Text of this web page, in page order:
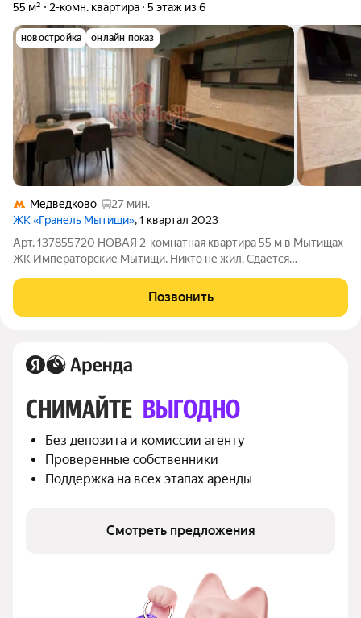
55 м² 2-комн. квартира 5 этаж из 6
новостройка онлайн показ
Медведково
27 мин.
ЖК «Гранель Мытищи», 1 квартал 2023
Арт. 137855720 НОВАЯ 2-комнатная квартира 55 м в Мытищах
ЖК Императорские Мытищи. Никто не жил. Сдаётся
лоджии) на Тенистом бульваре, д 3. Этаж 5/6 с лифтом. В
квартире: свежий ремонт, всё
Позвонить
СНИМАЙТЕ ВЫГОДНО
Без депозита и комиссии агенту
Проверенные собственники
Поддержка на всех этапах аренды
Смотреть предложения